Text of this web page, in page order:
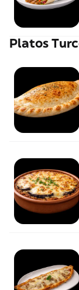
Platos